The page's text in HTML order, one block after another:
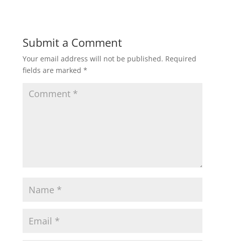
Submit a Comment
Your email address will not be published. Required
fields are marked *